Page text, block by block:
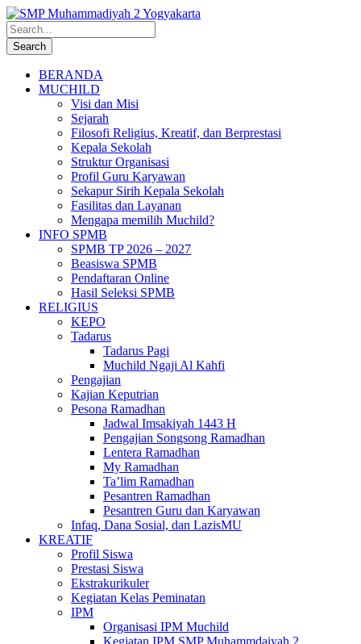
BERANDA
MUCHILD
Visi dan Misi
Sejarah
Filosofi Religius, Kreatif, dan Berprestasi
Kepala Sekolah
Struktur Organisasi
Profil Guru Karyawan
Sekapur Sirih Kepala Sekolah
Fasilitas dan Layanan
Mengapa memilih Muchild?
INFO SPMB
SPMB TP 2026 – 2027
Beasiswa SPMB
Pendaftaran Online
Hasil Seleksi SPMB
RELIGIUS
KEPO
Tadarus
Tadarus Pagi
Muchild Ngaji Al Kahfi
Pengajian
Kajian Keputrian
Pesona Ramadhan
Jadwal Imsakiyah 1443 H
Pengajian Songsong Ramadhan
Lentera Ramadhan
My Ramadhan
Ta’lim Ramadhan
Pesantren Ramadhan
Pesantren Guru dan Karyawan
Infaq, Dana Sosial, dan LazisMU
KREATIF
Profil Siswa
Prestasi Siswa
Ekstrakurikuler
Kegiatan Kelas Peminatan
IPM
Organisasi IPM Muchild
Kegiatan IPM SMP Muhammdaiyah 2